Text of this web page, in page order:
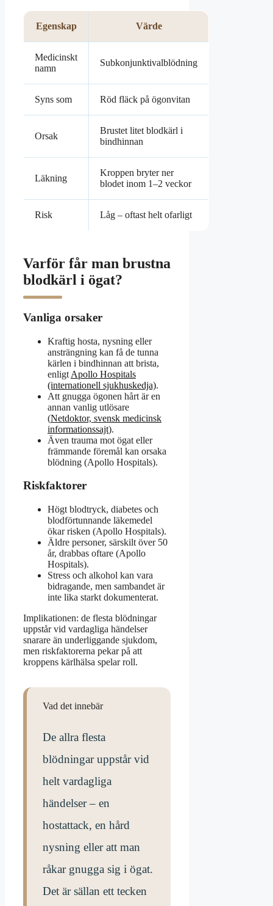
Egenskap Värde
Medicinskt
namn
Subkonjunktivalblödning
Syns som Röd fläck på ögonvitan
Orsak
Brustet litet blodkärl i
bindhinnan
Läkning
Kroppen bryter ner
blodet inom 1–2 veckor
Risk Låg – oftast helt ofarligt
Varför får man brustna
blodkärl i ögat?
Vanliga orsaker
Kraftig hosta, nysning eller
ansträngning kan få de tunna
kärlen i bindhinnan att brista,
enligt Apollo Hospitals
(internationell sjukhuskedja).
Att gnugga ögonen hårt är en
annan vanlig utlösare
(Netdoktor, svensk medicinsk
informationssajt).
Även trauma mot ögat eller
främmande föremål kan orsaka
blödning (Apollo Hospitals).
Riskfaktorer
Högt blodtryck, diabetes och
blodförtunnande läkemedel
ökar risken (Apollo Hospitals).
Äldre personer, särskilt över 50
år, drabbas oftare (Apollo
Hospitals).
Stress och alkohol kan vara
bidragande, men sambandet är
inte lika starkt dokumenterat.
Implikationen: de flesta blödningar
uppstår vid vardagliga händelser
snarare än underliggande sjukdom,
men riskfaktorerna pekar på att
kroppens kärlhälsa spelar roll.
Vad det innebär
De allra flesta
blödningar uppstår vid
helt vardagliga
händelser – en
hostattack, en hård
nysning eller att man
råkar gnugga sig i ögat.
Det är sällan ett tecken